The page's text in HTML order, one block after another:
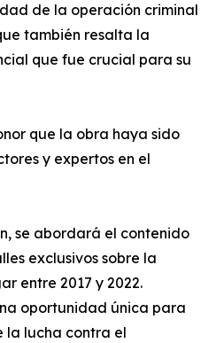
de la operación criminal
también resalta la
que fue crucial para su
que la obra haya sido
y expertos en el
se abordará el contenido
exclusivos sobre la
entre 2017 y 2022.
oportunidad única para
la lucha contra el